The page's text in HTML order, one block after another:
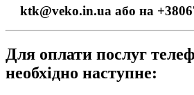
ktk@veko.in.ua або на
Для оплати послуг
необхідно наступне: